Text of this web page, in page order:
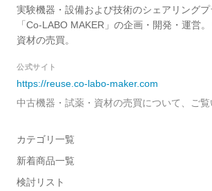
実験機器・設備および技術のシェアリング
「Co-LABO MAKER」の企画・開発・運営
資材の売買。
公式サイト
https://reuse.co-labo-maker.com
中古機器・試薬・資材の売買について、ご覧
カテゴリ一覧
新着商品一覧
検討リスト